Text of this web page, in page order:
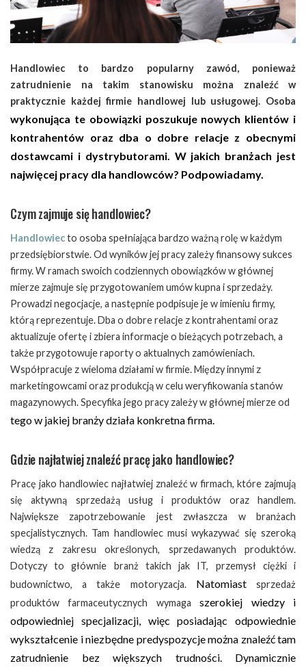
Handlowiec to bardzo popularny zawód, ponieważ
zatrudnienie na takim stanowisku można znaleźć w
praktycznie każdej firmie handlowej lub usługowej. Osoba
wykonująca te obowiązki poszukuje nowych klientów i
kontrahentów oraz dba o dobre relacje z obecnymi
dostawcami i dystrybutorami. W jakich branżach jest
najwięcej pracy dla handlowców? Podpowiadamy.
Czym zajmuje się handlowiec?
Handlowiecto osoba spełniająca bardzo ważną rolę w każdym
przedsiębiorstwie. Od wyników jej pracy zależy finansowy sukces
firmy. W ramach swoich codziennych obowiązków w głównej
mierze zajmuje się przygotowaniem umów kupna i sprzedaży.
Prowadzi negocjacje, a następnie podpisuje je w imieniu firmy,
którą reprezentuje. Dba o dobre relacje z kontrahentami oraz
aktualizuje ofertę i zbiera informacje o bieżących potrzebach, a
także przygotowuje raporty o aktualnych zamówieniach.
Współpracuje z wieloma działami w firmie. Między innymi z
marketingowcami oraz produkcją w celu weryfikowania stanów
magazynowych. Specyfika jego pracy zależy w głównej mierze od
tego w jakiej branży działa konkretna firma.
Gdzie najłatwiej znaleźć pracę jako handlowiec?
Pracę jako handlowiec najłatwiej znaleźć w firmach, które zajmują
się aktywną sprzedażą usług i produktów oraz handlem.
Największe zapotrzebowanie jest zwłaszcza w branżach
specjalistycznych. Tam handlowiec musi wykazywać się szeroką
wiedzą z zakresu określonych, sprzedawanych produktów.
Dotyczy to głównie branż takich jak IT, przemysł ciężki i
budownictwo, a także motoryzacja. Natomiastsprzedaż
produktów farmaceutycznych wymagaszerokiej wiedzy i
odpowiedniej specjalizacji, więc posiadając odpowiednie
wykształcenie i niezbędne predyspozycje można znaleźć tam
zatrudnienie bez większych trudności. Dynamicznie